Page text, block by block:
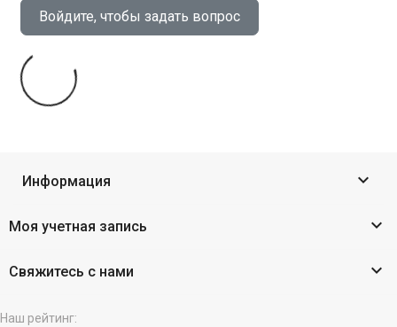
Войдите, чтобы задать вопрос
Информация 
Моя учетная запись 
Свяжитесь с нами 
Наш рейтинг: